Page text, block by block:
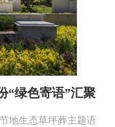
“绿色寄语”汇聚
地生态草坪葬主题语